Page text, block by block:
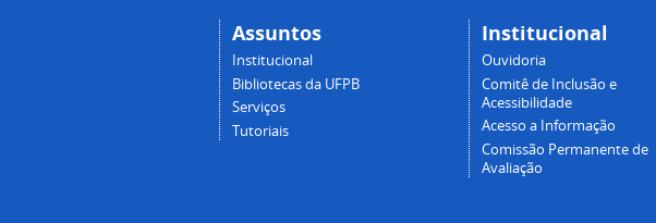
Assuntos
Institucional
Bibliotecas da UFPB
Serviços
Tutoriais
Institucional
Ouvidoria
Comitê de Inclusão e
Acessibilidade
Acesso a Informação
Comissão Permanente de
Avaliação